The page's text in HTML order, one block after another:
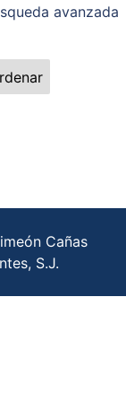
avanzada
Cañas
S.J.